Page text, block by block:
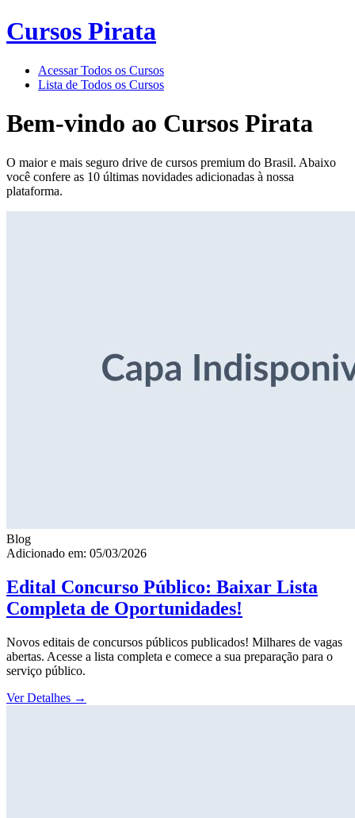
Cursos Pirata
Acessar Todos os Cursos
Lista de Todos os Cursos
Bem-vindo ao Cursos Pirata
O maior e mais seguro drive de cursos premium do Brasil. Abaixo
você confere as 10 últimas novidades adicionadas à nossa
plataforma.
Blog
Adicionado em: 05/03/2026
Edital Concurso Público: Baixar Lista
Completa de Oportunidades!
Novos editais de concursos públicos publicados! Milhares de vagas
abertas. Acesse a lista completa e comece a sua preparação para o
serviço público.
Ver Detalhes →